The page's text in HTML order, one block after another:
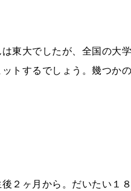
東大でしたが、全国の大
トするでしょう。幾つか
２ヶ月から。だいたい１